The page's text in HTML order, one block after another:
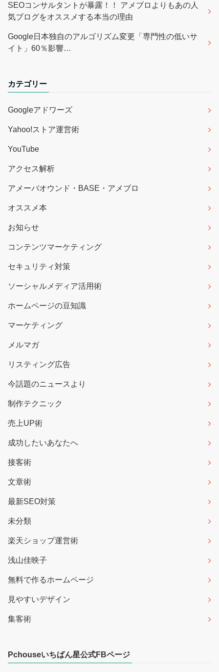
SEOコンサルタントが暴露！！ アメブロよりもあの人
気ブログをオススメする本当の理由
Google日本独自のアルゴリズム変更「専門性の低いサ
イト」60％影響…
カテゴリー
Googleアドワーズ
Yahoo!ストア運営術
YouTube
アクセス解析
アメーバオウンド・BASE・アメブロ
オススメ本
お知らせ
コンテンツマーケティング
セキュリティ対策
ソーシャルメディア活用術
ホームページの豆知識
マーケティング
メルマガ
リスティング広告
今話題のニュースより
制作テクニック
売上UP術
成功したいあなたへ
接客術
文章術
最新SEO対策
未分類
楽天ショップ運営術
浅山佳映子
無料で作るホームページ
見やすいデザイン
集客術
Pchouseいちばん星公式FBページ